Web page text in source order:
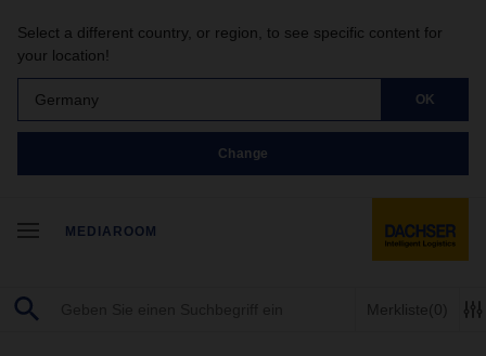
Select a different country, or region, to see specific content for
your location!
Germany OK
Change
MEDIAROOM
Merkliste(0)